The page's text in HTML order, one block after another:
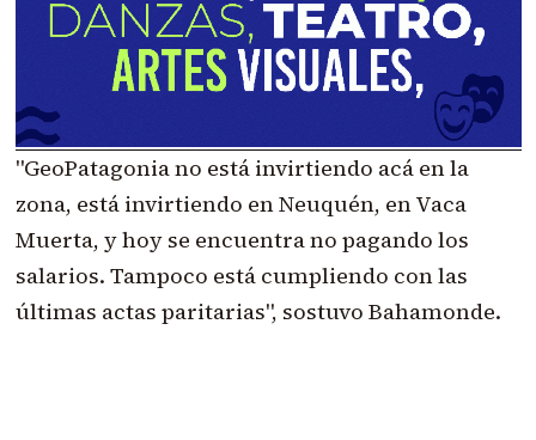
"GeoPatagonia no está invirtiendo acá en la
zona, está invirtiendo en Neuquén, en Vaca
Muerta, y hoy se encuentra no pagando los
salarios. Tampoco está cumpliendo con las
últimas actas paritarias", sostuvo Bahamonde.